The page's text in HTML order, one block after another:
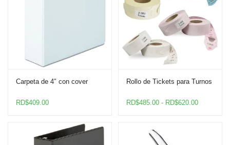
Carpeta de 4″ con cover
RD$409.00
Rollo de Tickets para Turnos
RD$485.00 - RD$620.00Rango